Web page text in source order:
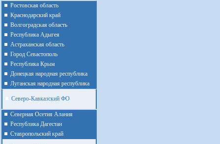
Ростовская область
Краснодарский край
Волгоградская область
Республика Адыгея
Астраханская область
Город Севастополь
Республика Крым
Донецкая народная республика
Луганская народная республика
Северо-Кавказский ФО
Северная Осетия Алания
Республика Дагестан
Ставропольский край